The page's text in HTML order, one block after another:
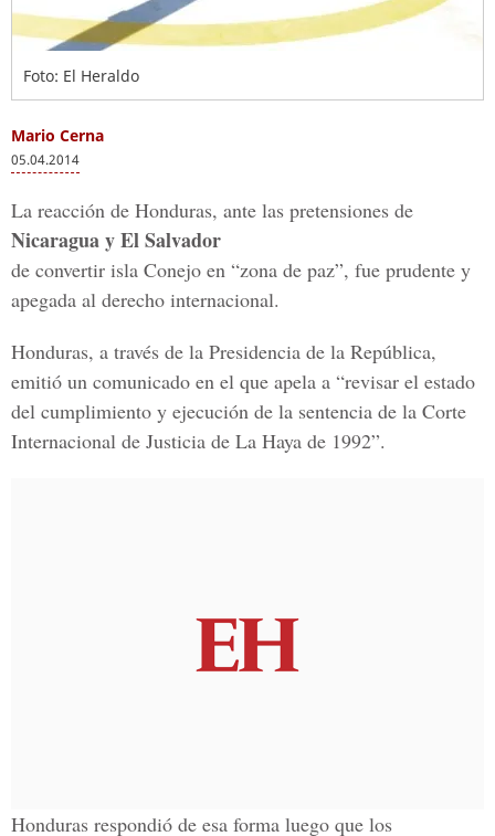
Foto: El Heraldo
Mario Cerna
05.04.2014
La reacción de Honduras, ante las pretensiones de
Nicaragua y El Salvador
de convertir isla Conejo en “zona de paz”, fue prudente y
apegada al derecho internacional.
Honduras, a través de la Presidencia de la República,
emitió un comunicado en el que apela a “revisar el estado
del cumplimiento y ejecución de la sentencia de la Corte
Internacional de Justicia de La Haya de 1992”.
Honduras respondió de esa forma luego que los